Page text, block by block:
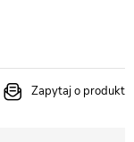
Zapytaj o produkt